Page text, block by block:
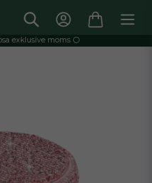
exklusive moms ⚪️